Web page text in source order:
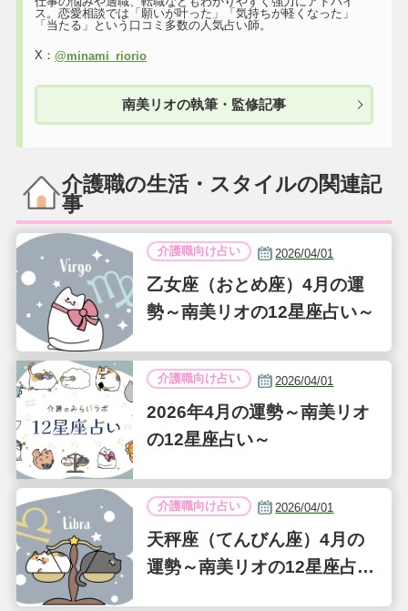
ス。恋愛相談では「願いが叶った」「気持ちが軽くなった」
「当たる」という口コミ多数の人気占い師。
X： @minami_riorio
南美リオの執筆・監修記事
介護職の生活・スタイルの関連記
事
介護職向け占い 2026/04/01
乙女座（おとめ座）4月の運
勢～南美リオの12星座占い～
介護職向け占い 2026/04/01
2026年4月の運勢～南美リオ
の12星座占い～
介護職向け占い 2026/04/01
天秤座（てんびん座）4月の
運勢～南美リオの12星座占い